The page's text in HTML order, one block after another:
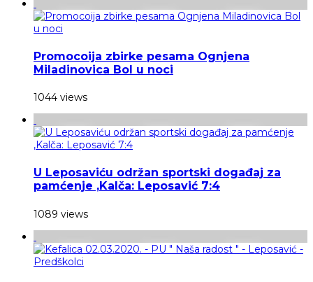
Promocoija zbirke pesama Ognjena
Miladinovica Bol u noci
1044 views
U Leposaviću održan sportski događaj za
pamćenje ,Kalča: Leposavić 7:4
1089 views